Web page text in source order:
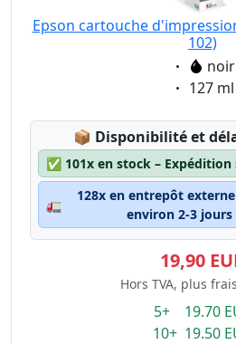
Epson cartouche
102)
noir
127 ml
📦 Lagerstatus:
Disponibilité et
✅ 101x en stock – Expédition
🚛
128x en entrepôt
environ 2-3
19,90
Hors TVA, plus
5+ 19.70
10+ 19.50